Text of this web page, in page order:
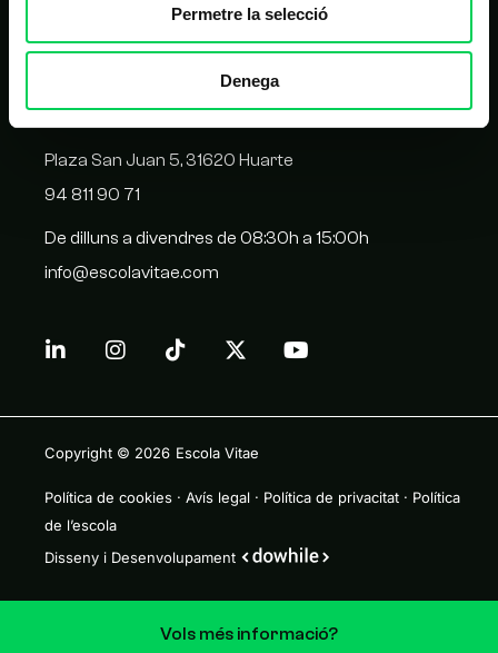
Permetre la selecció
Denega
C/ Balmes 209, 08006 Barcelona
Plaza San Juan 5, 31620 Huarte
94 811 90 71
De dilluns a divendres de 08:30h a 15:00h
info@escolavitae.com
Copyright © 2026 Escola Vitae
Política de cookies · Avís legal · Política de privacitat · Política
de l’escola
Disseny i Desenvolupament
Vols més informació?